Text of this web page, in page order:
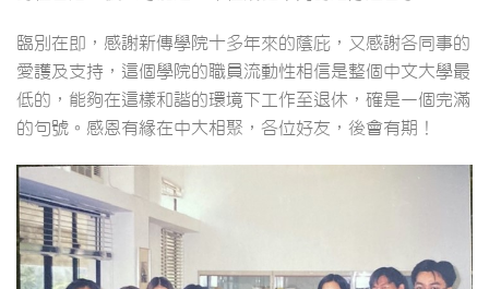
臨別在即，感謝新傳學院十多年來的蔭庇，又感謝各同事的
愛護及支持，這個學院的職員流動性相信是整個中文大學最
低的，能夠在這樣和諧的環境下工作至退休，確是一個完滿
的句號。感恩有緣在中大相聚，各位好友，後會有期！